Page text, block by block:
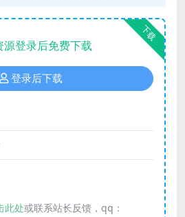
下载
源登录后免费下载
登录后下载
此处或联系站长反馈，qq：